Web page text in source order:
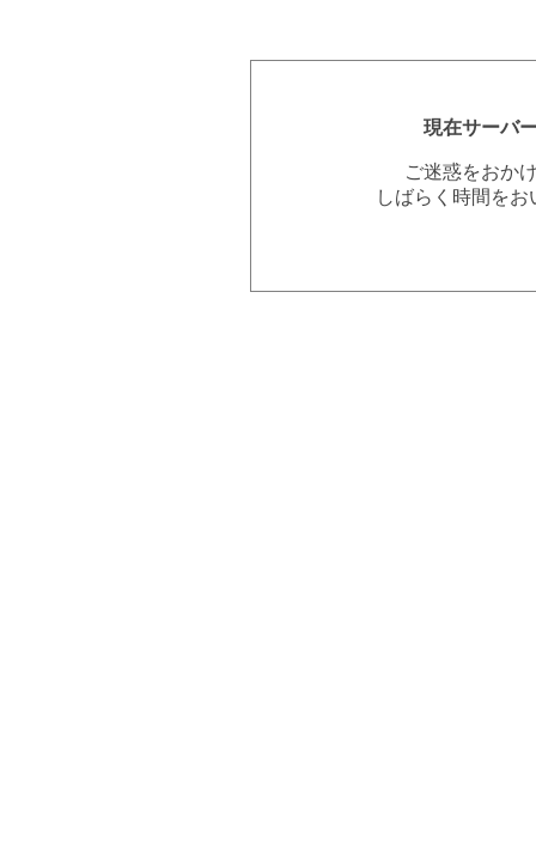
現在サーバ
ご迷惑をおか
しばらく時間を